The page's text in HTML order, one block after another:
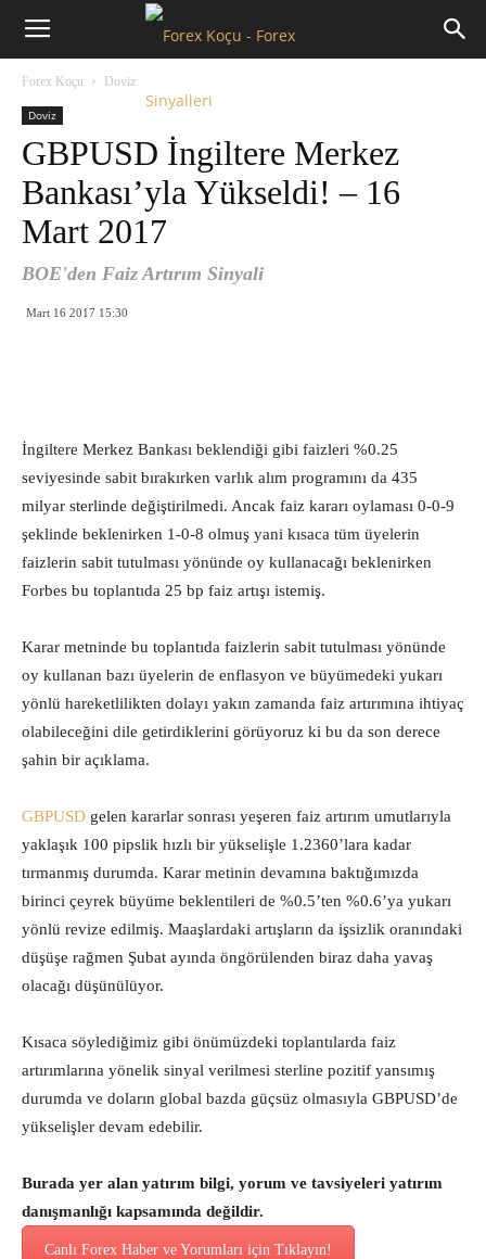
Forex
Forex Koçu Doviz
Doviz
GBPUSD İngiltere Merkez
Bankası’yla Yükseldi! – 16
Mart 2017
BOE'den Faiz Artırım Sinyali
Mart 16 2017 15:30
İngiltere Merkez Bankası beklendiği gibi faizleri %0.25
seviyesinde sabit bırakırken varlık alım programını da 435
milyar sterlinde değiştirilmedi. Ancak faiz kararı oylaması 0-0-9
şeklinde beklenirken 1-0-8 olmuş yani kısaca tüm üyelerin
faizlerin sabit tutulması yönünde oy kullanacağı beklenirken
Forbes bu toplantıda 25 bp faiz artışı istemiş.
Karar metninde bu toplantıda faizlerin sabit tutulması yönünde
oy kullanan bazı üyelerin de enflasyon ve büyümedeki yukarı
yönlü hareketlilikten dolayı yakın zamanda faiz artırımına ihtiyaç
olabileceğini dile getirdiklerini görüyoruz ki bu da son derece
şahin bir açıklama.
GBPUSD gelen kararlar sonrası yeşeren faiz artırım umutlarıyla
yaklaşık 100 pipslik hızlı bir yükselişle 1.2360’lara kadar
tırmanmış durumda. Karar metinin devamına baktığımızda
birinci çeyrek büyüme beklentileri de %0.5’ten %0.6’ya yukarı
yönlü revize edilmiş. Maaşlardaki artışların da işsizlik oranındaki
düşüşe rağmen Şubat ayında öngörülenden biraz daha yavaş
olacağı düşünülüyor.
Kısaca söylediğimiz gibi önümüzdeki toplantılarda faiz
artırımlarına yönelik sinyal verilmesi sterline pozitif yansımış
durumda ve doların global bazda güçsüz olmasıyla GBPUSD’de
yükselişler devam edebilir.
Burada yer alan yatırım bilgi, yorum ve tavsiyeleri yatırım
danışmanlığı kapsamında değildir.
Canlı Forex Haber ve Yorumları için Tıklayın!